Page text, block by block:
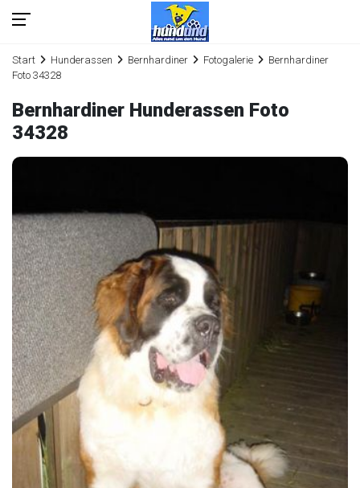
Start Hunderassen Bernhardiner Fotogalerie
Bernhardiner
Foto 34328
Bernhardiner Hunderassen Foto
34328